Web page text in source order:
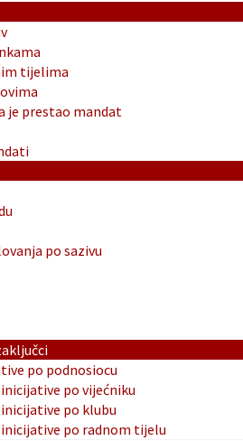
tijelima
je prestao mandat
po sazivu
po podnosiocu
po vijećniku
po klubu
po radnom tijelu